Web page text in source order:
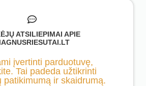
ATSILIEPIMAI APIE
įvertinti parduotuvę,
Tai padeda užtikrinti
patikimumą ir skaidrumą.